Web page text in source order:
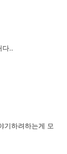
다..
기하려하는게 모